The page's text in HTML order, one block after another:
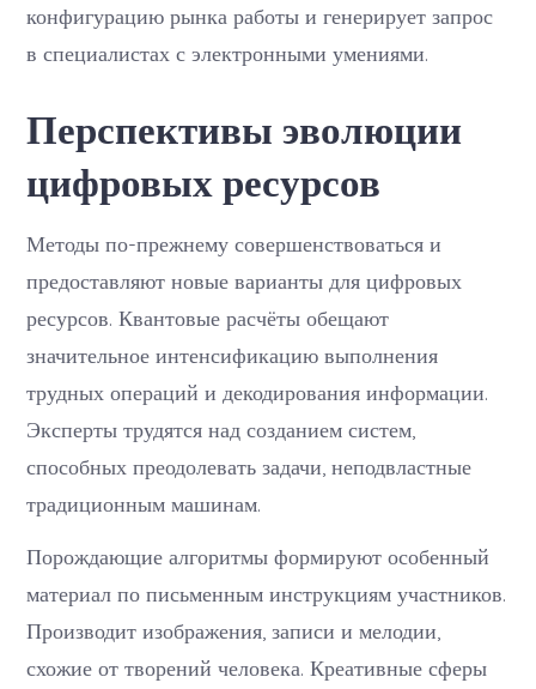
конфигурацию рынка работы и генерирует запрос
в специалистах с электронными умениями.
Перспективы эволюции
цифровых ресурсов
Методы по-прежнему совершенствоваться и
предоставляют новые варианты для цифровых
ресурсов. Квантовые расчёты обещают
значительное интенсификацию выполнения
трудных операций и декодирования информации.
Эксперты трудятся над созданием систем,
способных преодолевать задачи, неподвластные
традиционным машинам.
Порождающие алгоритмы формируют особенный
материал по письменным инструкциям участников.
Производит изображения, записи и мелодии,
схожие от творений человека. Креативные сферы